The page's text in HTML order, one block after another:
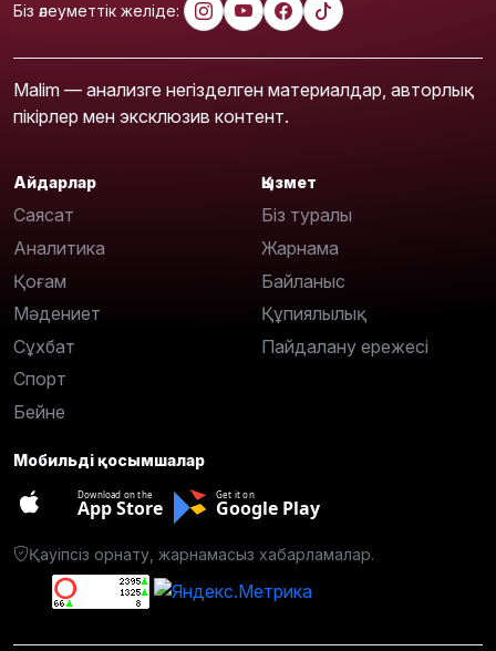
Біз әлеуметтік желіде:
Malim — анализге негізделген материалдар, авторлық
пікірлер мен эксклюзив контент.
Айдарлар
Саясат
Аналитика
Қоғам
Мәдениет
Сұхбат
Спорт
Бейне
Қызмет
Біз туралы
Жарнама
Байланыс
Құпиялылық
Пайдалану ережесі
Мобильді қосымшалар
Download on the
App Store
Get it on
Google Play
Қауіпсіз орнату, жарнамасыз хабарламалар.